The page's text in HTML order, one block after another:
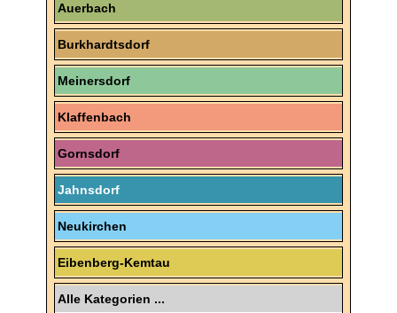
Auerbach
Burkhardtsdorf
Meinersdorf
Klaffenbach
Gornsdorf
Jahnsdorf
Neukirchen
Eibenberg-Kemtau
Alle Kategorien ...